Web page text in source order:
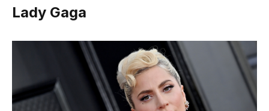
Lady Gaga